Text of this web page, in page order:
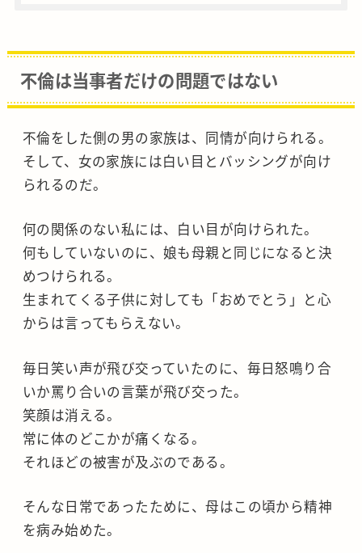
不倫は当事者だけの問題ではない
不倫をした側の男の家族は、同情が向けられる。
そして、女の家族には白い目とバッシングが向け
られるのだ。
何の関係のない私には、白い目が向けられた。
何もしていないのに、娘も母親と同じになると決
めつけられる。
生まれてくる子供に対しても「おめでとう」と心
からは言ってもらえない。
毎日笑い声が飛び交っていたのに、毎日怒鳴り合
いか罵り合いの言葉が飛び交った。
笑顔は消える。
常に体のどこかが痛くなる。
それほどの被害が及ぶのである。
そんな日常であったために、母はこの頃から精神
を病み始めた。